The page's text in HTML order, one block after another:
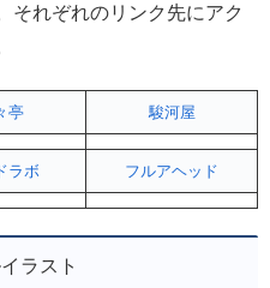
それぞれのリンク先にアク
亭 駿河屋
ラボ フルアヘッド
ラスト